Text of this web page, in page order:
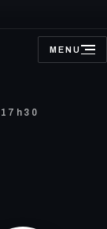
MENU
OUVRIR
LE
17h30